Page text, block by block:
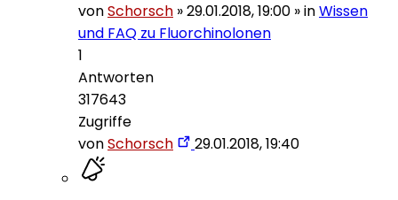
vonSchorsch »29.01.2018, 19:00 » inWissen
und FAQ zu Fluorchinolonen
1
Antworten
317643
Zugriffe
vonSchorsch 29.01.2018, 19:40